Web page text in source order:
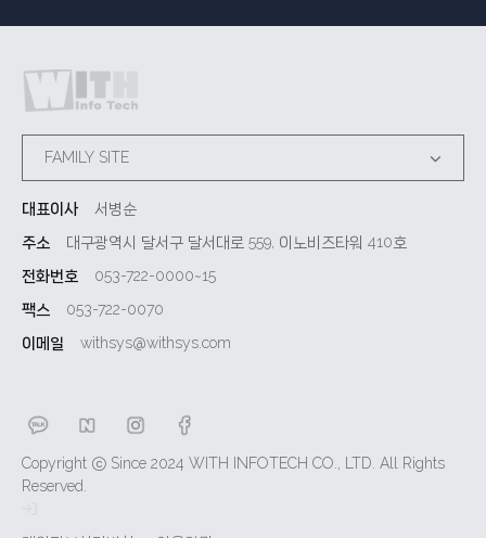
FAMILY SITE
대표이사
서병순
주소
대구광역시 달서구 달서대로 559, 이노비즈타워 410호
전화번호
053-722-0000~15
팩스
053-722-0070
이메일
withsys@withsys.com
Copyright ⓒ Since 2024 WITH INFOTECH CO., LTD. All Rights
Reserved.